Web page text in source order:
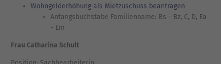
Wohngelderhöhung als Mietzuschuss beantragen
Anfangsbuchstabe Familienname: Bs - Bz, C, D, Ea
- Em
Frau Catharina Schult